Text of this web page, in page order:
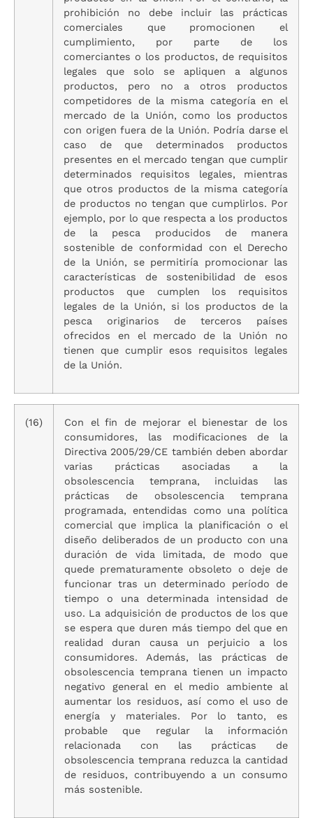
prohibición no debe incluir las prácticas
comerciales que promocionen el
cumplimiento, por parte de los
comerciantes o los productos, de requisitos
legales que solo se apliquen a algunos
productos, pero no a otros productos
competidores de la misma categoría en el
mercado de la Unión, como los productos
con origen fuera de la Unión. Podría darse el
caso de que determinados productos
presentes en el mercado tengan que cumplir
determinados requisitos legales, mientras
que otros productos de la misma categoría
de productos no tengan que cumplirlos. Por
ejemplo, por lo que respecta a los productos
de la pesca producidos de manera
sostenible de conformidad con el Derecho
de la Unión, se permitiría promocionar las
características de sostenibilidad de esos
productos que cumplen los requisitos
legales de la Unión, si los productos de la
pesca originarios de terceros países
ofrecidos en el mercado de la Unión no
tienen que cumplir esos requisitos legales
de la Unión.
(16)
Con el fin de mejorar el bienestar de los
consumidores, las modificaciones de la
Directiva 2005/29/CE también deben abordar
varias prácticas asociadas a la
obsolescencia temprana, incluidas las
prácticas de obsolescencia temprana
programada, entendidas como una política
comercial que implica la planificación o el
diseño deliberados de un producto con una
duración de vida limitada, de modo que
quede prematuramente obsoleto o deje de
funcionar tras un determinado período de
tiempo o una determinada intensidad de
uso. La adquisición de productos de los que
se espera que duren más tiempo del que en
realidad duran causa un perjuicio a los
consumidores. Además, las prácticas de
obsolescencia temprana tienen un impacto
negativo general en el medio ambiente al
aumentar los residuos, así como el uso de
energía y materiales. Por lo tanto, es
probable que regular la información
relacionada con las prácticas de
obsolescencia temprana reduzca la cantidad
de residuos, contribuyendo a un consumo
más sostenible.